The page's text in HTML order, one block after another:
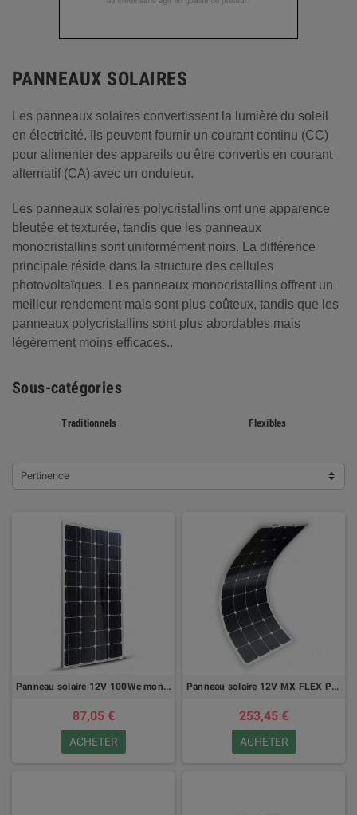
PANNEAUX SOLAIRES
Les panneaux solaires convertissent la lumière du soleil
en électricité. Ils peuvent fournir un courant continu (CC)
pour alimenter des appareils ou être convertis en courant
alternatif (CA) avec un onduleur.
Les panneaux solaires polycristallins ont une apparence
bleutée et texturée, tandis que les panneaux
monocristallins sont uniformément noirs. La différence
principale réside dans la structure des cellules
photovoltaïques. Les panneaux monocristallins offrent un
meilleur rendement mais sont plus coûteux, tandis que les
panneaux polycristallins sont plus abordables mais
légèrement moins efficaces..
Sous-catégories
Traditionnels Flexibles
Pertinence
Panneau solaire 12V 100Wc monocristallin
87,05 €
ACHETER
Panneau solaire 12V MX FLEX PROTECT 100Wc
253,45 €
ACHETER